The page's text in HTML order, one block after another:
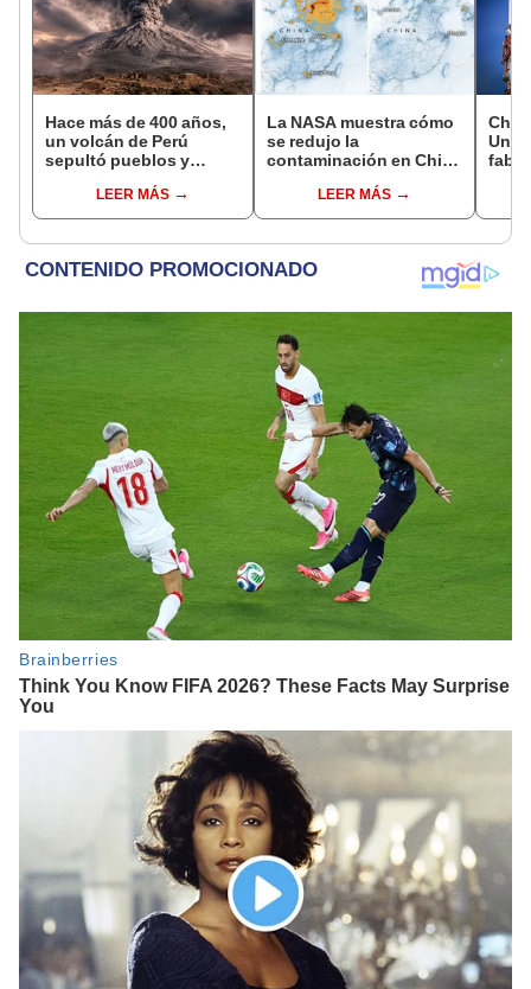
Hace más de 400 años,
un volcán de Perú
sepultó pueblos y
veranos más fríos de la
historia: sigue bajo
LEER MÁS
La NASA muestra cómo
se redujo la
contaminación en China
LEER MÁS